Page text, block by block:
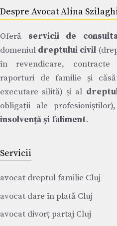
Despre Avocat Alina
Oferă servicii de
domeniul dreptului civil
în revendicare,
raporturi de familie și
executare silită) și al
obligații ale
insolvență și faliment.
Servicii
avocat dreptul familie Cluj
avocat dare în plată Cluj
avocat divorț partaj Cluj